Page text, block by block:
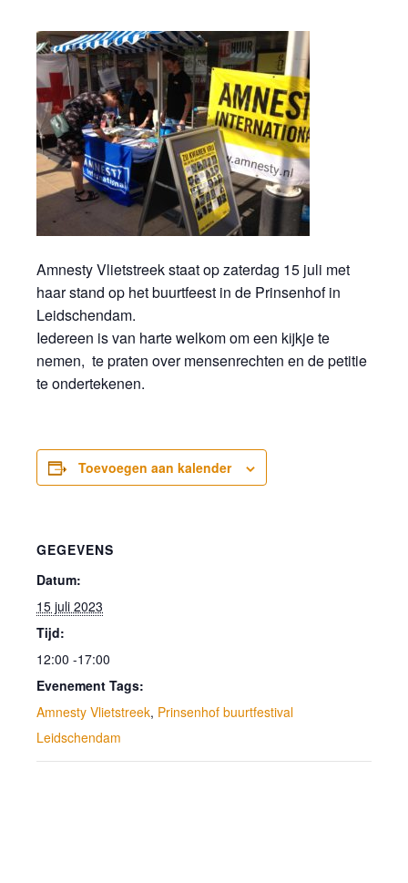
Amnesty Vlietstreek staat op zaterdag 15 juli met
haar stand op het buurtfeest in de Prinsenhof in
Leidschendam.
Iedereen is van harte welkom om een kijkje te
nemen, te praten over mensenrechten en de petitie
te ondertekenen.
Toevoegen aan kalender
GEGEVENS
Datum:
15 juli 2023
Tijd:
12:00 -17:00
Evenement Tags:
Amnesty Vlietstreek, Prinsenhof buurtfestival
Leidschendam